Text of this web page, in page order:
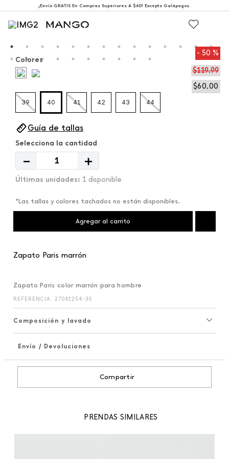
¡Envío GRATIS En Compras Superiores A $60! Excepto Galápagos.
50 %
$119,99
$60,00
Colores
39 40 41 42 43 44
Guía de tallas
＋
－
1 disponible
*Las tallas y colores tachados no están disponibles.
Agregar al carrito
Zapato Paris marrón
Zapato Paris color marrón para hombre
REFERENCIA : 27081254-30
Composición y lavado
Envío / Devoluciones
Compartir
PRENDAS SIMILARES